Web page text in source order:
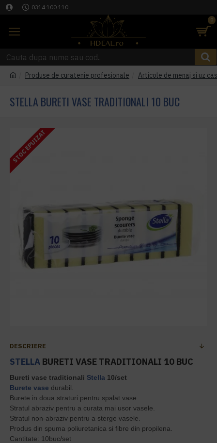
0314 100 110
0
Produse de curatenie profesionale Articole de menaj si uz
STELLA BURETI VASE TRADITIONALI 10 BUC
STOC EPUIZAT
DESCRIERE
STELLA BURETI VASE TRADITIONALI 10 BUC
Bureti vase traditionali Stella 10/set
Burete vase durabil.
Burete in doua straturi pentru spalat vase.
Stratul abraziv pentru a curata mai usor vasele.
Stratul non-abraziv pentru a sterge vasele.
Produs din spuma poliuretanica si fibre din propilena.
Cantitate: 10buc/set